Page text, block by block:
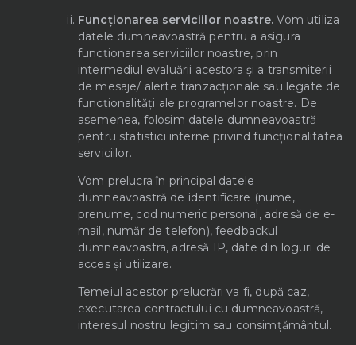
Funcționarea serviciilor noastre. Vom utiliza
datele dumneavoastră pentru a asigura
funcționarea serviciilor noastre, prin
intermediul evaluării acestora și a transmiterii
de mesaje/ alerte tranzacționale sau legate de
funcționalități ale programelor noastre. De
asemenea, folosim datele dumneavoastră
pentru statistici interne privind funcționalitatea
serviciilor.
Vom prelucra în principal datele
dumneavoastră de identificare (nume,
prenume, cod numeric personal, adresă de e-
mail, număr de telefon), feedbackul
dumneavoastra, adresă IP, date din loguri de
acces și utilizare.
Temeiul acestor prelucrări va fi, după caz,
executarea contractului cu dumneavoastră,
interesul nostru legitim sau consimțământul.